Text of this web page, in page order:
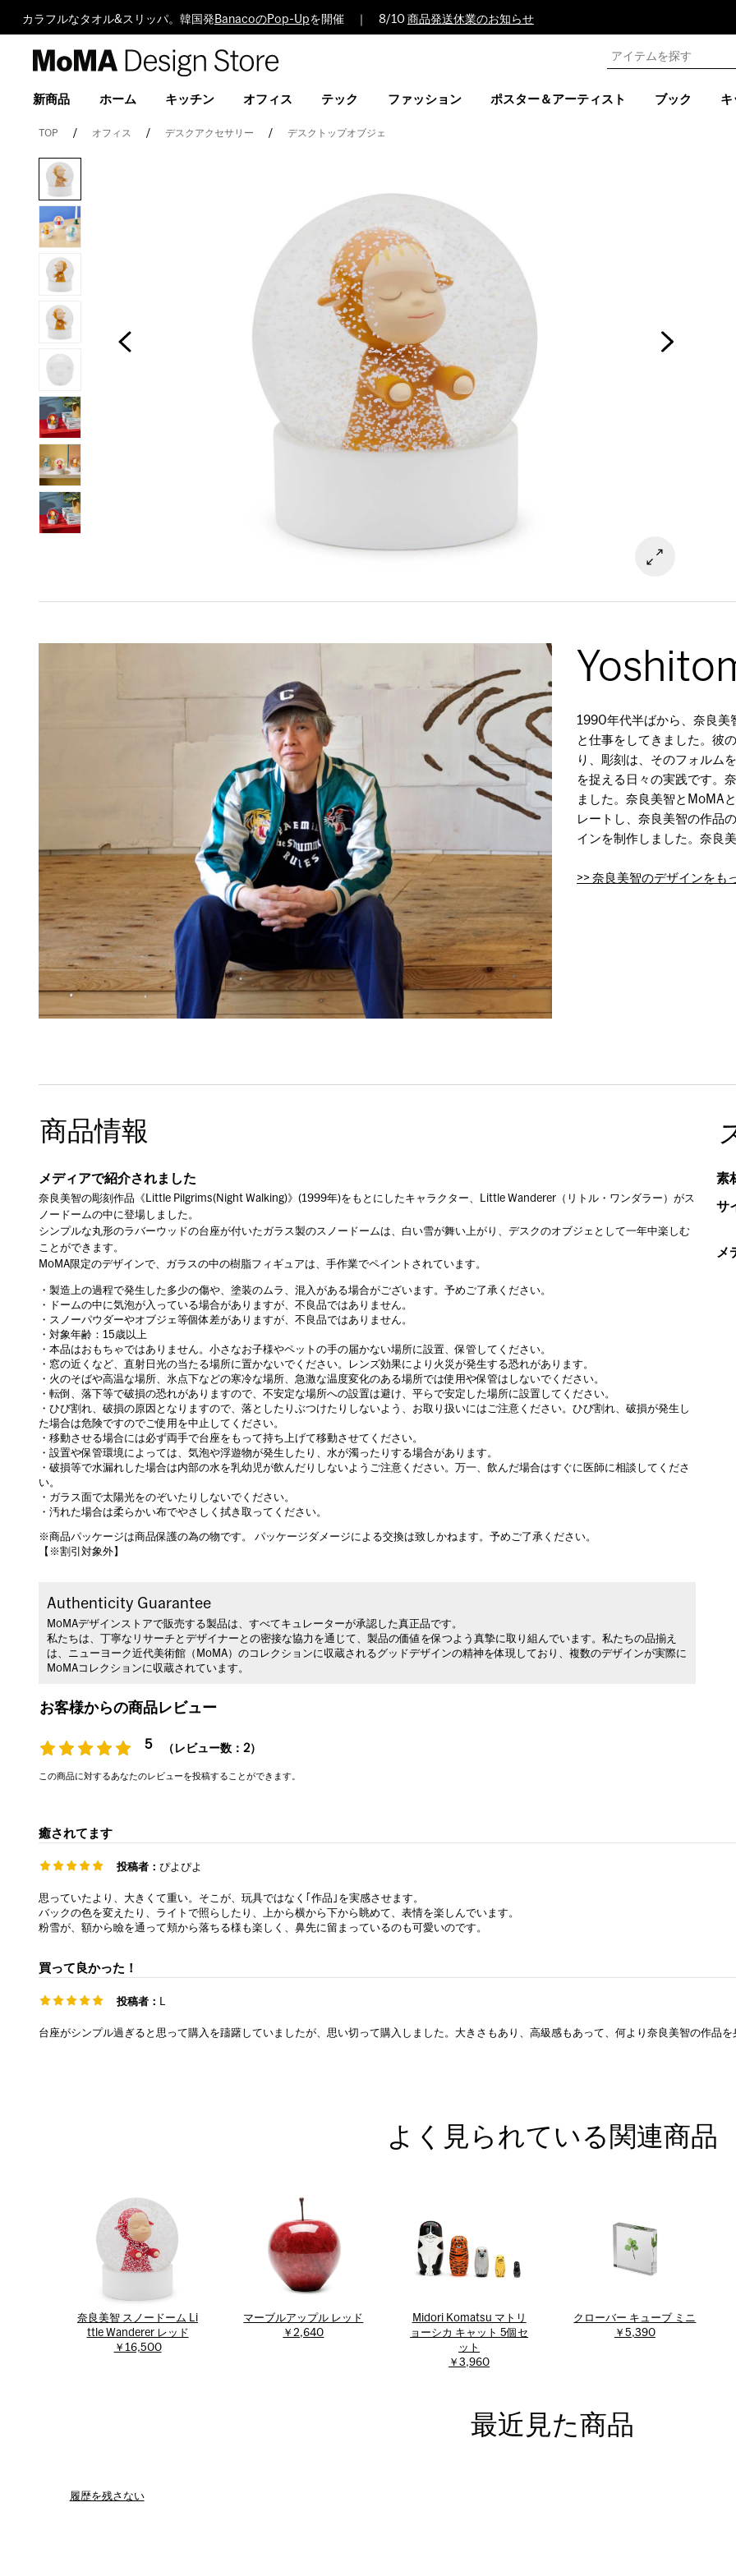
カラフルなタオル&スリッパ。韓国発 BanacoのPop-Upを開催 ｜ 8/10 商品発送休業のお知らせ
Design
新商品 ホーム キッチン オフィス テック ファッション ポスター＆アーティスト ブック キ
TOP オフィス デスクアクセサリー デスクトップオブジェ
1990年代半ばから、奈良美
と仕事をしてきました。彼
り、彫刻は、そのフォルム
を捉える日々の実践です。
ました。奈良美智とMoMA
レートし、奈良美智の作品
インを制作しました。奈良
>> 奈良美智のデザインをも
商品情報
メディアで紹介されました
奈良美智の彫刻作品《Little Pilgrims(Night Walking)》(1999年)をもとにしたキャラクター、Little Wanderer（リトル・ワンダラー）がス
ノードームの中に登場しました。
シンプルな丸形のラバーウッドの台座が付いたガラス製のスノードームは、白い雪が舞い上がり、デスクのオブジェとして一年中楽しむ
ことができます。
MoMA限定のデザインで、ガラスの中の樹脂フィギュアは、手作業でペイントされています。
・製造上の過程で発生した多少の傷や、塗装のムラ、混入がある場合がございます。予めご了承ください。
・ドームの中に気泡が入っている場合がありますが、不良品ではありません。
・スノーパウダーやオブジェ等個体差がありますが、不良品ではありません。
・対象年齢：15歳以上
・本品はおもちゃではありません。小さなお子様やペットの手の届かない場所に設置、保管してください。
・窓の近くなど、直射日光の当たる場所に置かないでください。レンズ効果により火災が発生する恐れがあります。
・火のそばや高温な場所、氷点下などの寒冷な場所、急激な温度変化のある場所では使用や保管はしないでください。
・転倒、落下等で破損の恐れがありますので、不安定な場所への設置は避け、平らで安定した場所に設置してください。
・ひび割れ、破損の原因となりますので、落としたりぶつけたりしないよう、お取り扱いにはご注意ください。ひび割れ、破損が発生し
た場合は危険ですのでご使用を中止してください。
・移動させる場合には必ず両手で台座をもって持ち上げて移動させてください。
・設置や保管環境によっては、気泡や浮遊物が発生したり、水が濁ったりする場合があります。
・破損等で水漏れした場合は内部の水を乳幼児が飲んだりしないようご注意ください。万一、飲んだ場合はすぐに医師に相談してくださ
い。
・ガラス面で太陽光をのぞいたりしないでください。
・汚れた場合は柔らかい布でやさしく拭き取ってください。
※商品パッケージは商品保護の為の物です。 パッケージダメージによる交換は致しかねます。予めご了承ください。
【※割引対象外】
Authenticity Guarantee
MoMAデザインストアで販売する製品は、すべてキュレーターが承認した真正品です。
私たちは、丁寧なリサーチとデザイナーとの密接な協力を通じて、製品の価値を保つよう真摯に取り組んでいます。私たちの品揃え
は、ニューヨーク近代美術館（MoMA）のコレクションに収蔵されるグッドデザインの精神を体現しており、複数のデザインが実際に
MoMAコレクションに収蔵されています。
素
サ
メ
お客様からの商品レビュー
5 （レビュー数：2）
この商品に対するあなたのレビューを投稿することができます。
癒されてます
投稿者：ぴよぴよ
思っていたより、大きくて重い。そこが、玩具ではなく｢作品｣を実感させます。
バックの色を変えたり、ライトで照らしたり、上から横から下から眺めて、表情を楽しんでいます。
粉雪が、額から瞼を通って頬から落ちる様も楽しく、鼻先に留まっているのも可愛いのです。
買って良かった！
投稿者： L
台座がシンプル過ぎると思って購入を躊躇していましたが、思い切って購入しました。大きさもあり、高級感もあって、何より奈良美智の作品
よく見られている関連商品
奈良美智 スノードーム Li
ttle Wanderer レッド
￥16,500
マーブルアップル レッド
￥2,640
Midori Komatsu マトリ
ョーシカ キャット 5個セ
ット
￥3,960
クローバー キューブ ミニ
￥5,390
最近見た商品
履歴を残さない